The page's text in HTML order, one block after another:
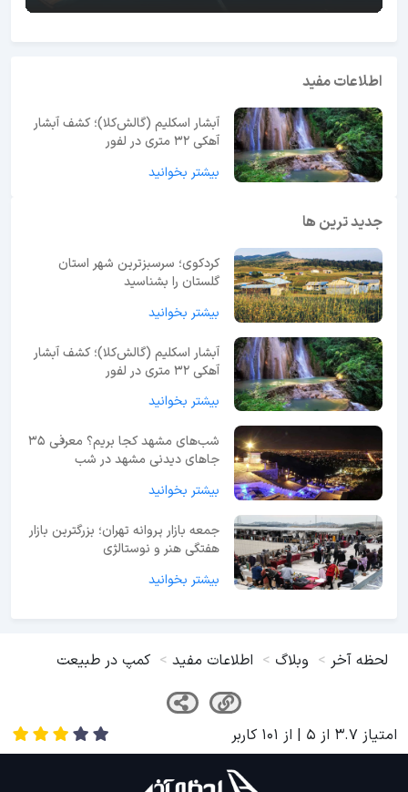
اطلاعات مفید
آبشار اسکلیم (گالش‌کلا)؛ کشف آبشار
آهکی ۳۲ متری در لفور
بیشتر بخوانید
جدید ترین ها
کردکوی؛ سرسبزترین شهر استان
گلستان را بشناسید
بیشتر بخوانید
آبشار اسکلیم (گالش‌کلا)؛ کشف آبشار
آهکی ۳۲ متری در لفور
بیشتر بخوانید
شب‌های مشهد کجا بریم؟ معرفی 35
جاهای دیدنی مشهد در شب
بیشتر بخوانید
جمعه بازار پروانه تهران؛ بزرگترین بازار
هفتگی هنر و نوستالژی
بیشتر بخوانید
لحظه آخر وبلاگ اطلاعات مفید کمپ در طبیعت
امتیاز 3.7 از 5 | از 101 کاربر